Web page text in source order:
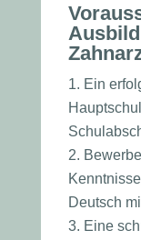
Ein
Deutsch
Eine